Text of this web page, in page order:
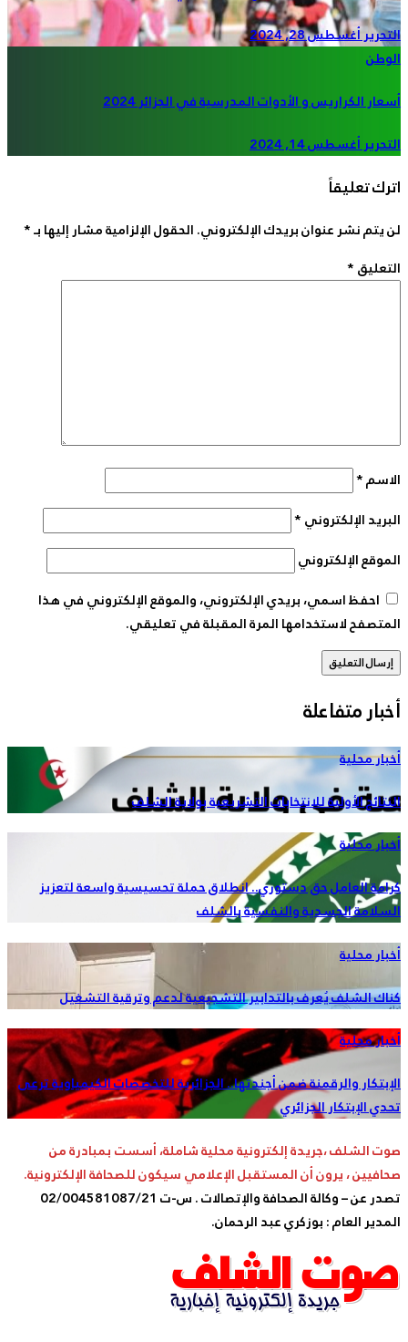
التحريرأغسطس 28, 2024
الوطن
أسعار الكراريس و الأدوات المدرسية في الجزائر 2024
التحريرأغسطس 14, 2024
اترك تعليقاً
لن يتم نشر عنوان بريدك الإلكتروني.الحقول الإلزامية مشار إليها بـ*
التعليق*
الاسم*
البريد الإلكتروني*
الموقع الإلكتروني
احفظ اسمي، بريدي الإلكتروني، والموقع الإلكتروني في هذا
المتصفح لاستخدامها المرة المقبلة في تعليقي.
أخبار متفاعلة
أخبار محلية
النتائج الأولية للانتخابات التشريعية بولاية الشلف
أخبار محلية
كرامة العامل حق دستوري.. انطلاق حملة تحسيسية واسعة لتعزيز
السلامة الجسدية والنفسية بالشلف
أخبار محلية
كناك الشلف يُعرف بالتدابير التشجيعية لدعم وترقية التشغيل
أخبار محلية
الإبتكار والرقمنة ضمن أجندتها.. الجزائرية للتخصصات الكيمياوية ترعى
تحدي الإبتكار الجزائري
صوت الشلف ،جريدة إلكترونية محلية شاملة، أسست بمبادرة من
صحافيين ، يرون أن المستقبل الإعلامي سيكون للصحافة الإلكترونية.
تصدر عن – وكالة الصحافة والإتصالات . س-ت 02/004581087/21
المدير العام : بوزكري عبد الرحمان.